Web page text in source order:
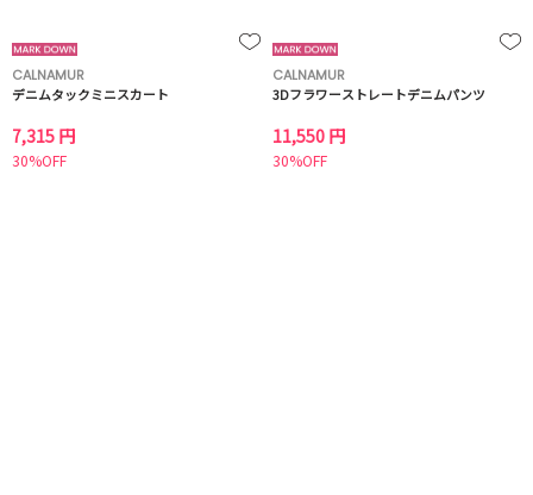
CALNAMUR
デニムタックミニスカート
7,315 円
30%OFF
CALNAMUR
3Dフラワーストレートデニムパンツ
11,550 円
30%OFF